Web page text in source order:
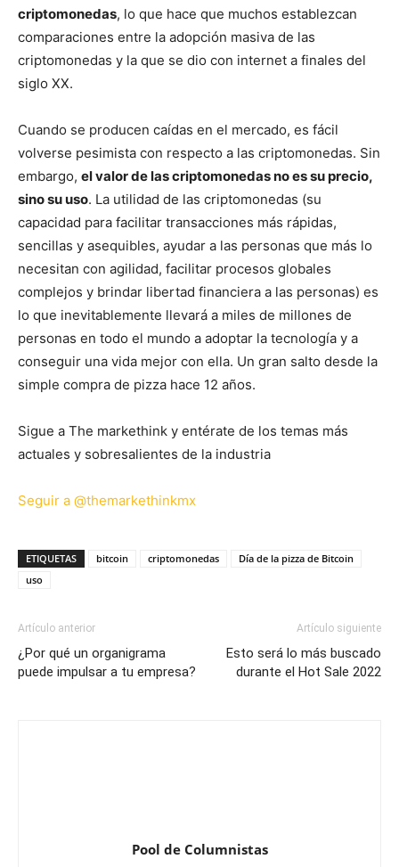
criptomonedas, lo que hace que muchos establezcan
comparaciones entre la adopción masiva de las
criptomonedas y la que se dio con internet a finales del
siglo XX.
Cuando se producen caídas en el mercado, es fácil
volverse pesimista con respecto a las criptomonedas. Sin
embargo, el valor de las criptomonedas no es su precio,
sino su uso. La utilidad de las criptomonedas (su
capacidad para facilitar transacciones más rápidas,
sencillas y asequibles, ayudar a las personas que más lo
necesitan con agilidad, facilitar procesos globales
complejos y brindar libertad financiera a las personas) es
lo que inevitablemente llevará a miles de millones de
personas en todo el mundo a adoptar la tecnología y a
conseguir una vida mejor con ella. Un gran salto desde la
simple compra de pizza hace 12 años.
Sigue a The markethink y entérate de los temas más
actuales y sobresalientes de la industria
Seguir a @themarkethinkmx
ETIQUETAS bitcoin criptomonedas
Día de la pizza de Bitcoin
uso
Artículo anterior
¿Por qué un organigrama
puede impulsar a tu empresa?
Artículo siguiente
Esto será lo más buscado
durante el Hot Sale 2022
Pool de Columnistas